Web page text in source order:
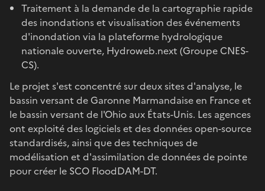
Traitement à la demande de la cartographie rapide
des inondations et visualisation des événements
d'inondation via la plateforme hydrologique
nationale ouverte, Hydroweb.next (Groupe CNES-
CS).
Le projet s'est concentré sur deux sites d'analyse, le
bassin versant de Garonne Marmandaise en France et
le bassin versant de l'Ohio aux États-Unis. Les agences
ont exploité des logiciels et des données open-source
standardisés, ainsi que des techniques de
modélisation et d'assimilation de données de pointe
pour créer le SCO FloodDAM-DT.